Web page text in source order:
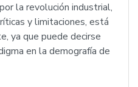
la revolución industrial,
y limitaciones, está
ya que puede decirse
en la demografía de